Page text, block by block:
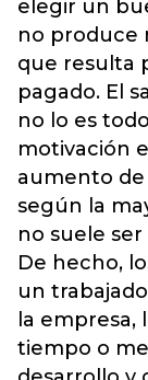
elegir un
no produce
que resulta
pagado. El
no lo es
motivación
aumento de
según la
no suele
De hecho,
un
la empresa,
tiempo o